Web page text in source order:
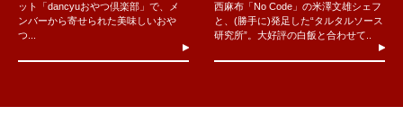
ット「dancyuおやつ倶楽部」で、メ
ンバーから寄せられた美味しいおや
つ...
西麻布「No Code」の米澤文雄シェフ
と、(勝手に)発足した“タルタルソース
研究所”。大好評の白飯と合わせて..